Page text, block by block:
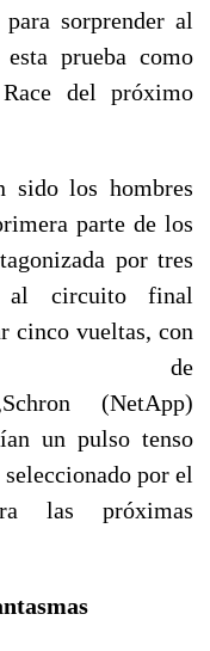
sorprender al
prueba como
del próximo
sido los hombres
parte de los
por tres
al circuito final
cinco vueltas, con
de
(NetApp)
un pulso tenso
por el
las próximas